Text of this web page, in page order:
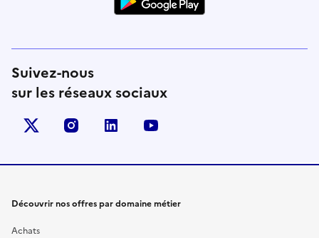
Suivez-nous
sur les réseaux sociaux
X (anciennement Twitter)
instagramlinkedin
Découvrir nos offres par domaine métier
Achats